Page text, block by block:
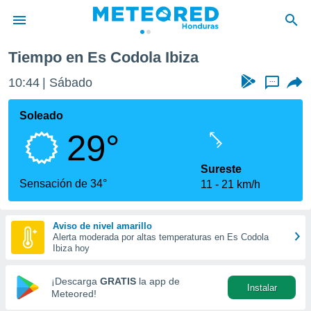
de
ha sido
calidad.
a este
las
y
forma
digital
basada
Tiempo en Es Codola Ibiza
10:44 Sábado ...
Soleado
29°
Sensación de 34°
Sureste
11
21 km/h
Aviso de nivel amarillo
Alerta moderada por altas temperaturas en Es Codola
Ibiza hoy
¡Descarga GRATIS la app de
Meteored!
Instalar